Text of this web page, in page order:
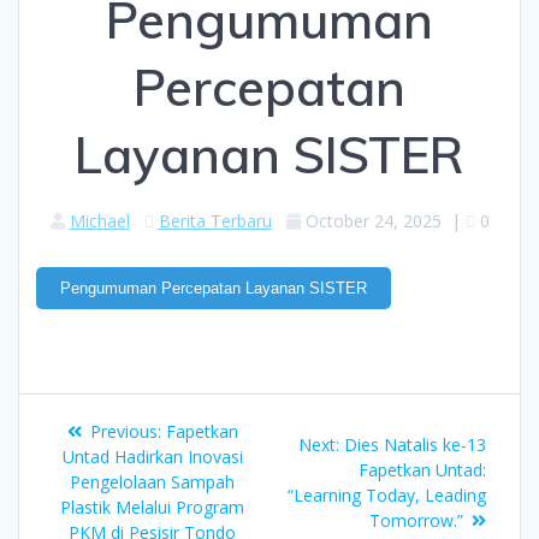
Pengumuman
Percepatan
Layanan SISTER
Michael Berita Terbaru October 24, 2025 | 0
Pengumuman Percepatan Layanan SISTER
Previous: Fapetkan
Untad Hadirkan Inovasi
Pengelolaan Sampah
Plastik Melalui Program
PKM di Pesisir Tondo
Next: Dies Natalis ke-13
Fapetkan Untad:
“Learning Today, Leading
Tomorrow.”